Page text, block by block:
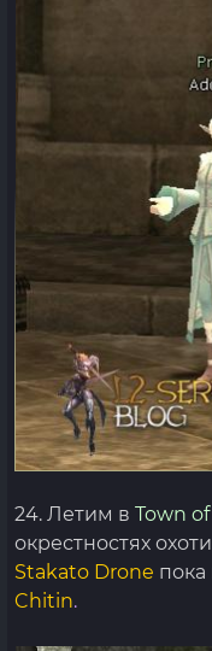
24. Летим в Town
окрестностях
Stakato Drone
Chitin.